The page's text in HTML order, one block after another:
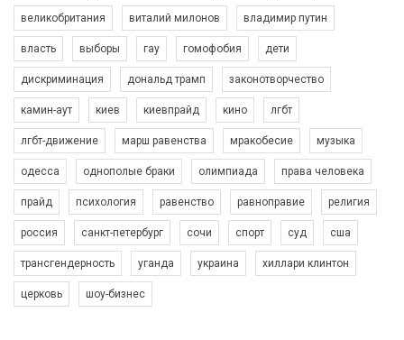
Зупинимо насильство проти ЛГБТ в Україні! Stop violence against LGBT in Ukraine!
6/30/2017
Емоційний та вражаючий промо-ролік на конкурс PACT, який
представляє програму "Гей-альянс Україна" з протидії
насильству проти ЛГБТ в Україні.
Ми просимо вашої підтримки, щоб реалізувати нашу
програму з боротьби з насильством проти ЛГБТ в Україні.
Якщо ти хочеш підтримати нас - просто натисни "лайк" під
відео.
1.9K Просмотров • 226 Нравится • 5 Комментариев
великобритания виталий милонов владимир путин
власть выборы гау гомофобия дети
дискриминация дональд трамп законотворчество
камин-аут киев киевпрайд кино лгбт
лгбт-движение марш равенства мракобесие музыка
одесса однополые браки олимпиада права человека
прайд психология равенство равноправие религия
россия санкт-петербург сочи спорт суд сша
трансгендерность уганда украина хиллари клинтон
церковь шоу-бизнес